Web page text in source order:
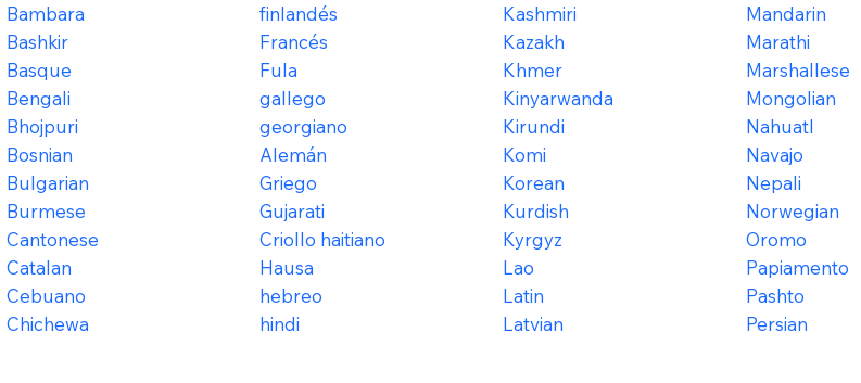
Bambara
Bashkir
Basque
Bengali
Bhojpuri
Bosnian
Bulgarian
Burmese
Cantonese
Catalan
Cebuano
Chichewa
finlandés
Francés
Fula
gallego
georgiano
Alemán
Griego
Gujarati
Criollo haitiano
Hausa
hebreo
hindi
Kashmiri
Kazakh
Khmer
Kinyarwanda
Kirundi
Komi
Korean
Kurdish
Kyrgyz
Lao
Latin
Latvian
Mandarin
Marathi
Marshallese
Mongolian
Nahuatl
Navajo
Nepali
Norwegian
Oromo
Papiamento
Pashto
Persian